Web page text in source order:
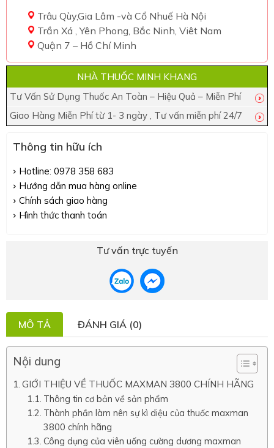
Trâu Qùy,Gia Lâm -và Cổ Nhuế Hà Nội
Trần Xá , Yên Phong, Bắc Ninh, Viêt Nam
Quận 7 – Hồ Chí Minh
NHÀ THUỐC MINH KHANG
Tư Vấn Sử Dụng Thuốc An Toàn – Hiệu Quả – Miễn Phí
Giao Hàng Miễn Phí từ 1- 3 ngày , Tư vấn miễn phí 24/7
Thông tin hữu ích
Hotline: 0978 358 683
Hướng dẫn mua hàng online
Chính sách giao hàng
Hình thức thanh toán
Tư vấn trực tuyến
MÔ TẢ ĐÁNH GIÁ (0)
Nội dung
GIỚI THIỆU VỀ THUỐC MAXMAN 3800 CHÍNH HÃNG
Thông tin cơ bản về sản phẩm
Thành phần làm nên sự kì diệu của thuốc maxman
3800 chính hãng
Công dụng của viên uống cường dương maxman